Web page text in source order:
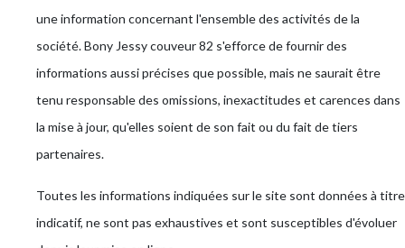
une information concernant l'ensemble des activités de la
société. Bony Jessy couveur 82 s'efforce de fournir des
informations aussi précises que possible, mais ne saurait être
tenu responsable des omissions, inexactitudes et carences dans
la mise à jour, qu'elles soient de son fait ou du fait de tiers
partenaires.
Toutes les informations indiquées sur le site sont données à titre
indicatif, ne sont pas exhaustives et sont susceptibles d'évoluer